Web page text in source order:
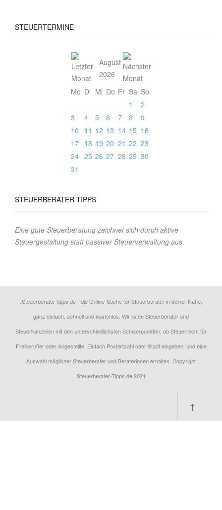
STEUERTERMINE
August
2026
Mo Di Mi Do Fr Sa So
1
2
3
4 5 6 7 8
9
10
11 12 13 14 15 16
17
18 19 20 21 22 23
24 25 26 27 28 29 30
31
STEUERBERATER TIPPS
Eine gute Steuerberatung zeichnet sich durch aktive
Steuergestaltung statt passiver Steuerverwaltung aus
„Steuerberater-tipps.de - die Online-Suche für Steuerberater in deiner Nähe,
ganz einfach, schnell und kostenlos. Wir listen Steuerberater und
Steuerkanzleien mit den unterschiedlichsten Schwerpunkten, ob Steuerrecht für
Freiberufler oder Angestellte. Einfach Postleitzahl oder Stadt eingeben, und eine
Auswahl möglicher Steuerberater und Beraterinnen erhalten. Copyright
Steuerberater-Tipps.de 2021
↑